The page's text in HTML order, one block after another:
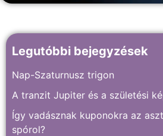
Legutóbbi bejegyzések
Nap-Szaturnusz trigon
A tranzit Jupiter és a születési
Így vadásznak kuponokra az
spórol?